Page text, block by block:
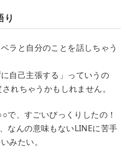
り
ラと自分のことを話しちゃう
自己主張する」っていうの
れちゃうかもしれません。
で、すごいびっくりしたの！
なんの意味もないLINEに苦手
みたい。